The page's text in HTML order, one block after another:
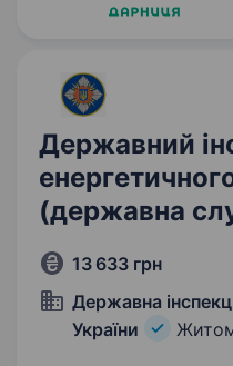
Державний
(державна
13 633 грн
Державна
України